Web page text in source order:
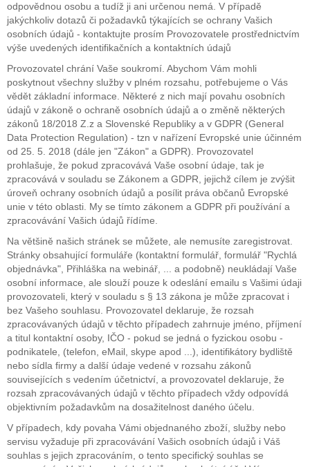
odpovědnou osobu a tudíž ji ani určenou nemá. V případě
jakýchkoliv dotazů či požadavků týkajících se ochrany Vašich
osobních údajů - kontaktujte prosím Provozovatele prostřednictvím
výše uvedených identifikačních a kontaktních údajů
Provozovatel chrání Vaše soukromí. Abychom Vám mohli
poskytnout všechny služby v plném rozsahu, potřebujeme o Vás
vědět základní informace. Některé z nich mají povahu osobních
údajů v zákoně o ochraně osobních údajů a o změně některých
zákonů 18/2018 Z.z a Slovenské Republiky a v GDPR (General
Data Protection Regulation) - tzn v nařízení Evropské unie účinném
od 25. 5. 2018 (dále jen "Zákon" a GDPR). Provozovatel
prohlašuje, že pokud zpracovává Vaše osobní údaje, tak je
zpracovává v souladu se Zákonem a GDPR, jejichž cílem je zvýšit
úroveň ochrany osobních údajů a posílit práva občanů Evropské
unie v této oblasti. My se tímto zákonem a GDPR při používání a
zpracovávání Vašich údajů řídíme.
Na většině našich stránek se můžete, ale nemusíte zaregistrovat.
Stránky obsahující formuláře (kontaktní formulář, formulář "Rychlá
objednávka", Přihláška na webinář, ... a podobně) neukládají Vaše
osobní informace, ale slouží pouze k odeslání emailu s Vašimi údaji
provozovateli, který v souladu s § 13 zákona je může zpracovat i
bez Vašeho souhlasu. Provozovatel deklaruje, že rozsah
zpracovávaných údajů v těchto případech zahrnuje jméno, příjmení
a titul kontaktní osoby, IČO - pokud se jedná o fyzickou osobu -
podnikatele, (telefon, eMail, skype apod ...), identifikátory bydliště
nebo sídla firmy a další údaje vedené v rozsahu zákonů
souvisejících s vedením účetnictví, a provozovatel deklaruje, že
rozsah zpracovávaných údajů v těchto případech vždy odpovídá
objektivním požadavkům na dosažitelnost daného účelu.
V případech, kdy povaha Vámi objednaného zboží, služby nebo
servisu vyžaduje při zpracovávání Vašich osobních údajů i Váš
souhlas s jejich zpracováním, o tento specifický souhlas se